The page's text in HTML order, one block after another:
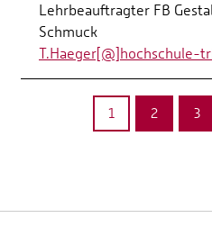
Lehrbeauftragter FB
Schmuck
T.Haeger[@]hochschule-
1 2 3